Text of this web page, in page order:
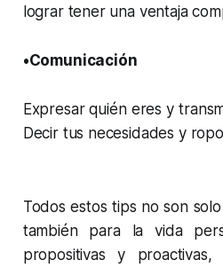
lograr tener una ventaja
•Comunicación
Expresar quién eres y
Decir tus necesidades y
Todos estos tips no son
también para la vida
propositivas y